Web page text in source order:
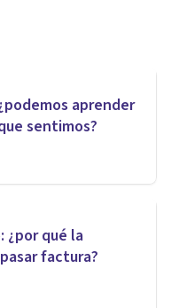
aprender
sentimos?
¿por qué la
factura?